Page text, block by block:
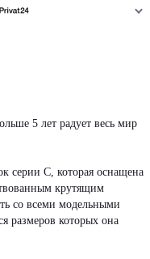
5 лет радует весь мир
серии C, которая оснащена
крутящим
со всеми модельными
размеров которых она